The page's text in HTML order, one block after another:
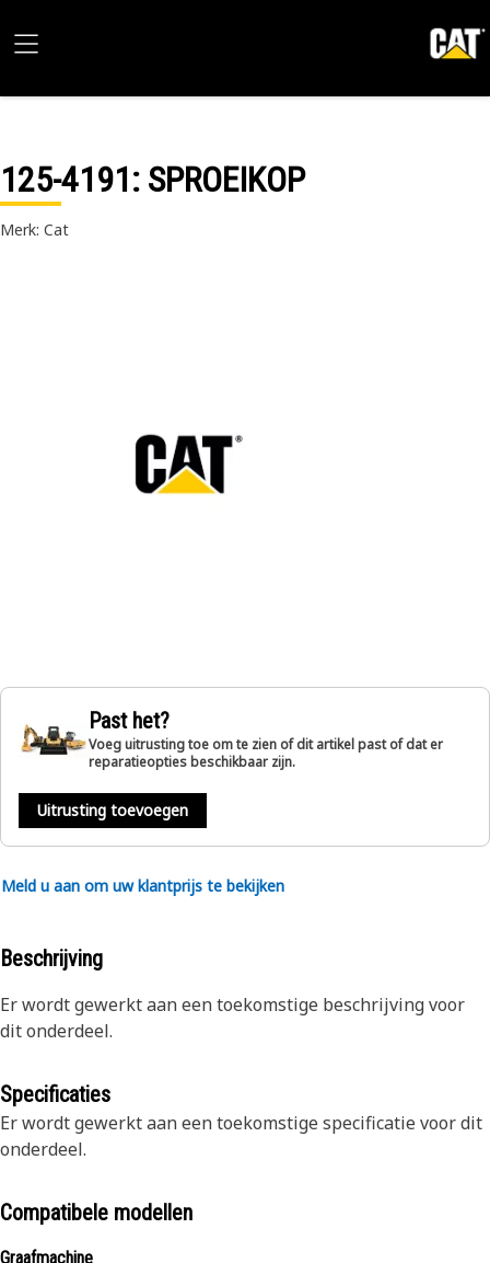
125-4191: SPROEIKOP
Merk: Cat
Past het?
Voeg uitrusting toe om te zien of dit artikel past of dat er
reparatieopties beschikbaar zijn.
Uitrusting toevoegen
Meld u aan om uw klantprijs te bekijken
Beschrijving
Er wordt gewerkt aan een toekomstige beschrijving voor
dit onderdeel.
Specificaties
Er wordt gewerkt aan een toekomstige specificatie voor dit
onderdeel.
Compatibele modellen
Graafmachine